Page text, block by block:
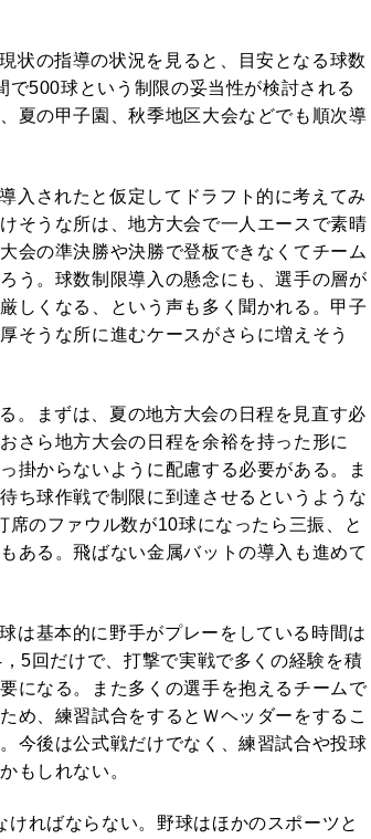
状の指導の状況を見ると、目安となる球数
500球という制限の妥当性が検討される
夏の甲子園、秋季地区大会などでも順次導
入されたと仮定してドラフト的に考えてみ
そうな所は、地方大会で一人エースで素晴
会の準決勝や決勝で登板できなくてチーム
う。球数制限導入の懸念にも、選手の層が
しくなる、という声も多く聞かれる。甲子
そうな所に進むケースがさらに増えそう
。まずは、夏の地方大会の日程を見直す必
さら地方大会の日程を余裕を持った形に
掛からないように配慮する必要がある。ま
ち球作戦で制限に到達させるというような
のファウル数が10球になったら三振、と
ある。飛ばない金属バットの導入も進めて
は基本的に野手がプレーをしている時間は
5回だけで、打撃で実戦で多くの経験を積
になる。また多くの選手を抱えるチームで
め、練習試合をするとＷヘッダーをするこ
今後は公式戦だけでなく、練習試合や投球
もしれない。
ればならない。野球はほかのスポーツと